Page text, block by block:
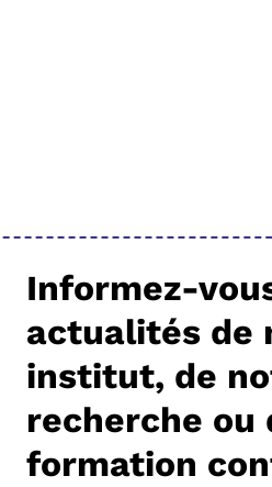
Informez-
actualités de
institut, de
recherche ou
formation